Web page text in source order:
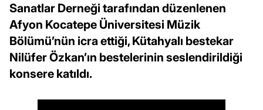
Sanatlar Derneği tarafından düzenlenen
Afyon Kocatepe Üniversitesi Müzik
Bölümü’nün icra ettiği, Kütahyalı bestekar
Nilüfer Özkan’ın bestelerinin seslendirildiği
konsere katıldı.